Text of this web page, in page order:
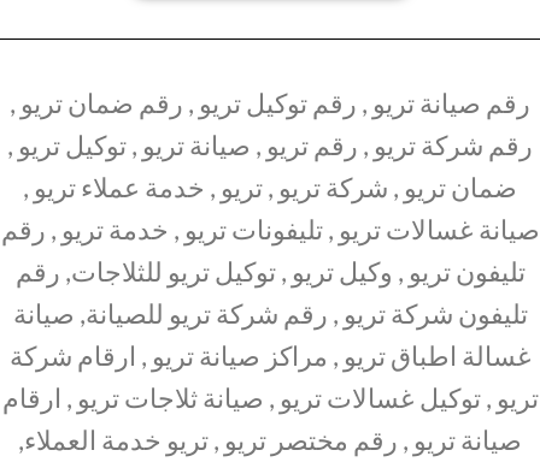
رقم صيانة تريو , رقم توكيل تريو , رقم ضمان تريو ,
رقم شركة تريو , رقم تريو , صيانة تريو , توكيل تريو ,
ضمان تريو , شركة تريو , تريو , خدمة عملاء تريو ,
صيانة غسالات تريو , تليفونات تريو , خدمة تريو , رقم
تليفون تريو , وكيل تريو , توكيل تريو للثلاجات, رقم
تليفون شركة تريو , رقم شركة تريو للصيانة, صيانة
غسالة اطباق تريو , مراكز صيانة تريو , ارقام شركة
تريو , توكيل غسالات تريو , صيانة ثلاجات تريو , ارقام
صيانة تريو , رقم مختصر تريو , تريو خدمة العملاء,